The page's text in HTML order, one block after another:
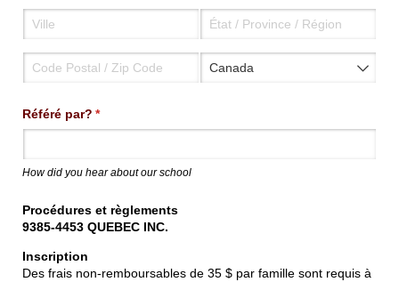
Référé par? *
(requis)
How did you hear about our school
Procédures et règlements
9385-4453 QUEBEC INC.
Inscription
Des frais non-remboursables de 35 $ par famille sont requis à